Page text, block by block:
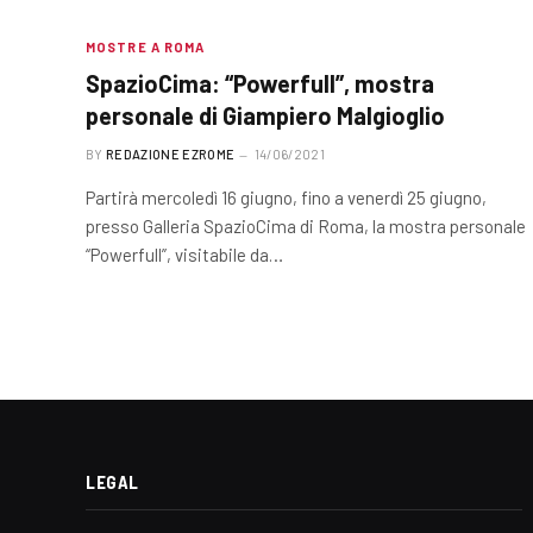
MOSTRE A ROMA
SpazioCima: “Powerfull”, mostra
personale di Giampiero Malgioglio
BY REDAZIONE EZROME 14/06/2021
Partirà mercoledì 16 giugno, fino a venerdì 25 giugno,
presso Galleria SpazioCima di Roma, la mostra personale
“Powerfull”, visitabile da…
LEGAL